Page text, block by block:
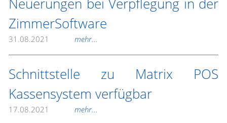
ZimmerSoftware
31.08.2021 mehr...
Schnittstelle zu Matrix POS
Kassensystem verfügbar
17.08.2021 mehr...